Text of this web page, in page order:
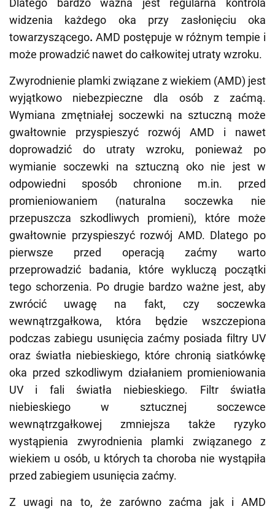
widzenia każdego oka przy zasłonięciu oka
towarzyszącego. AMD postępuje w różnym tempie i
może prowadzić nawet do całkowitej utraty wzroku.
Zwyrodnienie plamki związane z wiekiem (AMD) jest
wyjątkowo niebezpieczne dla osób z zaćmą.
Wymiana zmętniałej soczewki na sztuczną może
gwałtownie przyspieszyć rozwój AMD i nawet
doprowadzić do utraty wzroku, ponieważ po
wymianie soczewki na sztuczną oko nie jest w
odpowiedni sposób chronione m.in. przed
promieniowaniem (naturalna soczewka nie
przepuszcza szkodliwych promieni), które może
gwałtownie przyspieszyć rozwój AMD. Dlatego po
pierwsze przed operacją zaćmy warto
przeprowadzić badania, które wykluczą początki
tego schorzenia. Po drugie bardzo ważne jest, aby
zwrócić uwagę na fakt, czy soczewka
wewnątrzgałkowa, która będzie wszczepiona
podczas zabiegu usunięcia zaćmy posiada filtry UV
oraz światła niebieskiego, które chronią siatkówkę
oka przed szkodliwym działaniem promieniowania
UV i fali światła niebieskiego. Filtr światła
niebieskiego w sztucznej soczewce
wewnątrzgałkowej zmniejsza także ryzyko
wystąpienia zwyrodnienia plamki związanego z
wiekiem u osób, u których ta choroba nie wystąpiła
przed zabiegiem usunięcia zaćmy.
Z uwagi na to, że zarówno zaćma jak i AMD